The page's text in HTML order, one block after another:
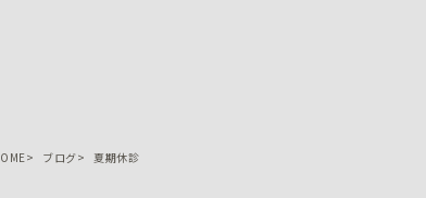
ブログ 夏期休診